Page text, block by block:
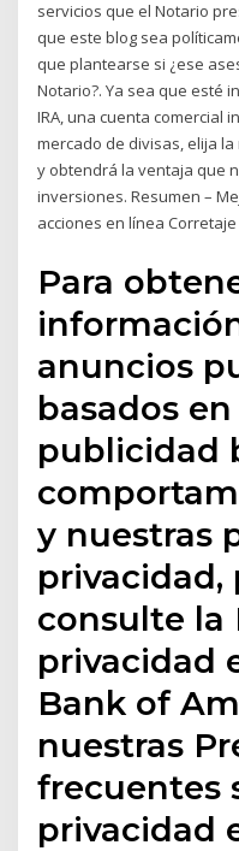
servicios que el Notario
que este blog sea
que plantearse si ¿ese
Notario?. Ya sea que esté
IRA, una cuenta comercial
mercado de divisas, elija
y obtendrá la ventaja que
inversiones. Resumen –
acciones en línea
Para
anuncios
basados
publicidad
y nuestras
privacidad,
consulte la
privacidad
Bank of
nuestras
frecuentes
privacidad